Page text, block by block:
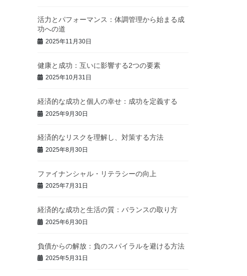
活力とパフォーマンス：体調管理から始まる成
功への道
2025年11月30日
健康と成功：互いに影響する2つの要素
2025年10月31日
経済的な成功と個人の幸せ：成功を定義する
2025年9月30日
経済的なリスクを理解し、対策する方法
2025年8月30日
ファイナンシャル・リテラシーの向上
2025年7月31日
経済的な成功と生活の質：バランスの取り方
2025年6月30日
負債からの解放：負のスパイラルを避ける方法
2025年5月31日